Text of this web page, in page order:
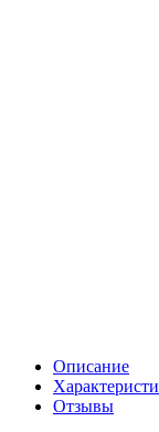
Описание
Отзывы